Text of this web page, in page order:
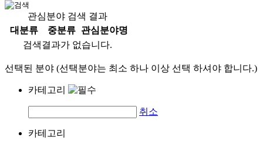
관심분야 검색 결과
대분류
중분류
관심분야명
검색결과가 없습니다.
선택된 분야 (선택분야는 최소 하나 이상 선택 하셔야 합니다.)
카테고리
취소
카테고리